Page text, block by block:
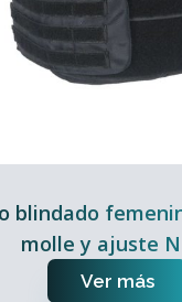
blindado
molle y ajuste
Ver más